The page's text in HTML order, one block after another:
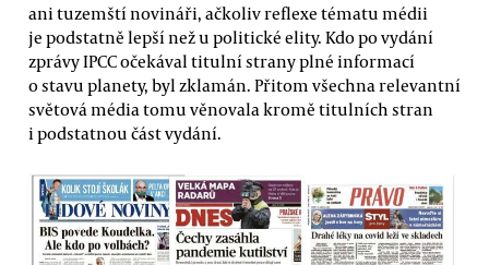
ani tuzemští novináři, ačkoliv reflexe tématu médii
je podstatně lepší než u politické elity. Kdo po vydání
zprávy IPCC očekával titulní strany plné informací
o stavu planety, byl zklamán. Přitom všechna relevantní
světová média tomu věnovala kromě titulních stran
i podstatnou část vydání.